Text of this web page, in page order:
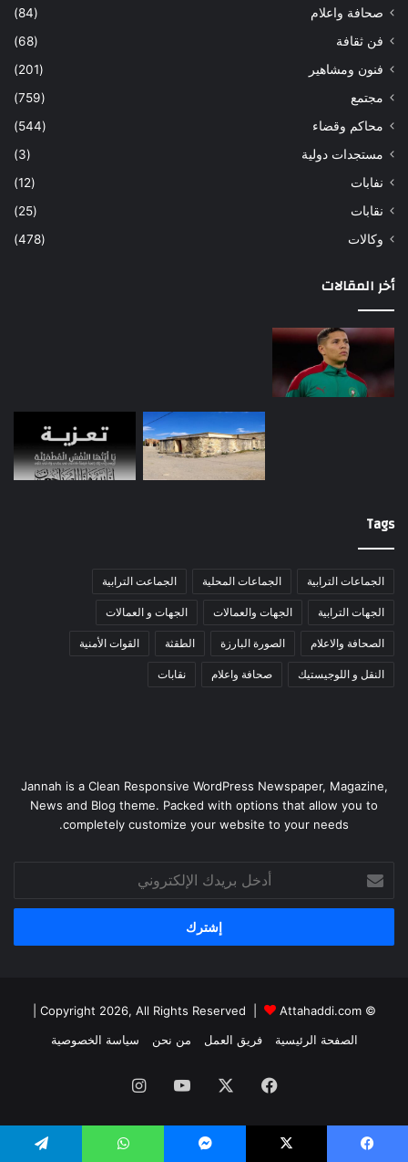
صحافة واعلام
(84)
فن ثقافة
(68)
فنون ومشاهير
(201)
مجتمع
(759)
محاكم وقضاء
(544)
مستجدات دولية
(3)
نفابات
(12)
نقابات
(25)
وكالات
(478)
أخر المقالات
Tags
الجماعات الترابية الجماعات المحلية الجماعت الترابية
الجهات الترابية الجهات والعمالات الجهات و العمالات
الصحافة والاعلام الصورة البارزة الطقثة القوات الأمنية
النقل و اللوجيستيك صحافة واعلام نقابات
Jannah is a Clean Responsive WordPress Newspaper, Magazine,
News and Blog theme. Packed with options that allow you to
completely customize your website to your needs.
بريدك
الإلكتروني
© Copyright 2026, All Rights Reserved |
Attahaddi.com
الصفحة الرئيسية
فريق العمل من نحن سياسة الخصوصية
فيسبوك يوتيوب